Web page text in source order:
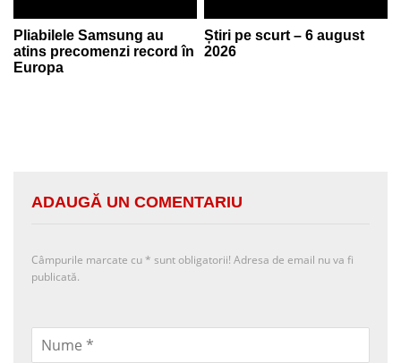
Pliabilele Samsung au
atins precomenzi record în
Europa
Știri pe scurt – 6 august
2026
ADAUGĂ UN COMENTARIU
Câmpurile marcate cu * sunt obligatorii! Adresa de email nu va fi
publicată.